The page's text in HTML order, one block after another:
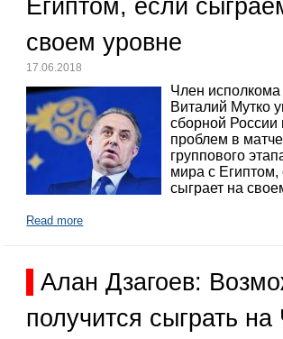
Египтом, если
своем уровне
17.06.2018
Член
Виталий Мутко
сборной России
проблем в
группового
мира с Египтом,
сыграет на
Read more
Алан Дзагоев:
получится сыграть